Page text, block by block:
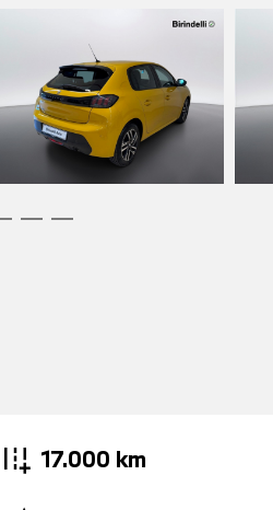
add_road 17.000 km